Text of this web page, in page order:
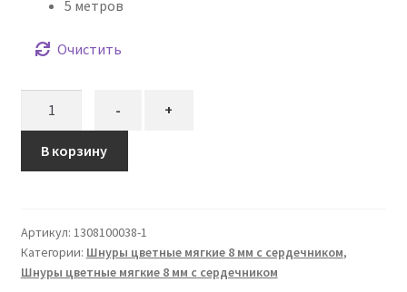
5 метров
Очистить
Шнур
вязаный
мм
серый
пепельный
- +
В корзину
Артикул: 1308100038-1
Категории: Шнуры цветные мягкие 8 мм с сердечником,
Шнуры цветные мягкие 8 мм с сердечником